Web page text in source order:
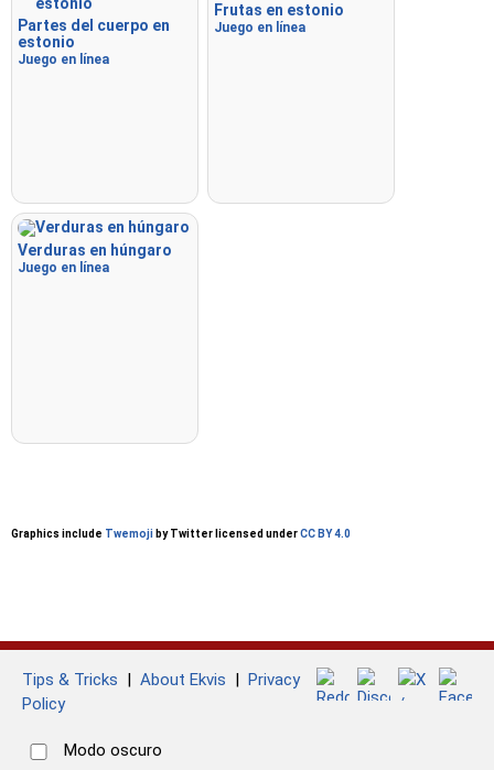
Partes del cuerpo en
estonio
Juego en línea
Frutas en estonio
Juego en línea
Verduras en húngaro
Juego en línea
Graphics include Twemoji by Twitter licensed underCC BY 4.0
Tips & Tricks | About Ekvis | Privacy
Policy
Modo oscuro